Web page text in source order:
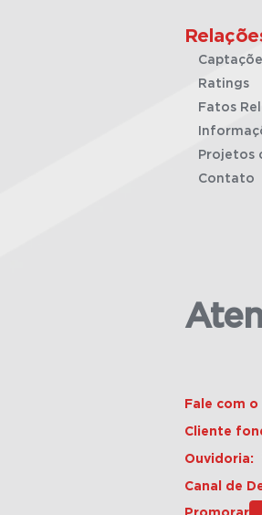
Ratings
Fatos
Projetos
Contato
Fale com o
Cliente
Ouvidoria:
Canal de